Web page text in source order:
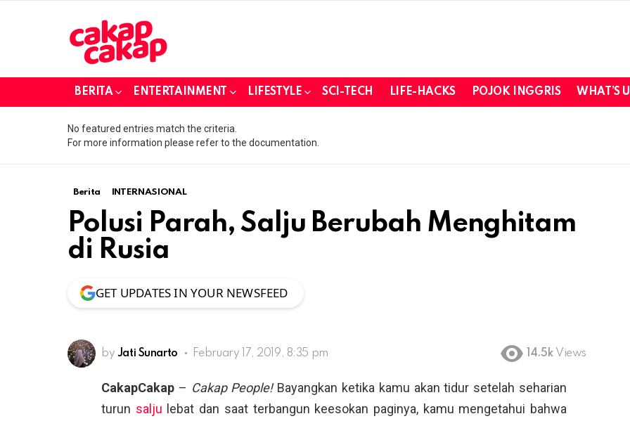
BERITA ENTERTAINMENT LIFESTYLE SCI-TECH LIFE-HACKS POJOK INGGRIS WHAT’S
No featured entries match the criteria.
For more information please refer to the documentation.
Berita INTERNASIONAL
Polusi Parah, Salju Berubah Menghitam
di Rusia
GET UPDATES IN YOUR NEWSFEED
by Jati Sunarto February 17, 2019, 8:35 pm 14.5k Views
CakapCakap – Cakap People!Bayangkan ketika kamu akan tidur setelah seharian
turun salju lebat dan saat terbangun keesokan paginya, kamu mengetahui bahwa